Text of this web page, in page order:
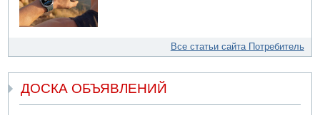
Все статьи сайта Потребитель
ДОСКА ОБЪЯВЛЕНИЙ